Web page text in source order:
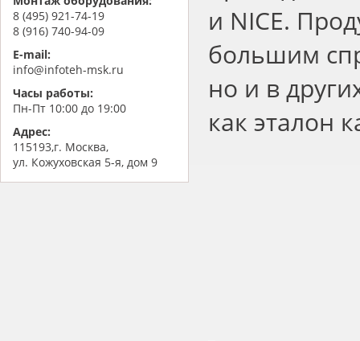
8 (495) 921-74-19
8 (916) 740-94-09
E-mail:
info@infoteh-msk.ru
Часы работы:
Пн-Пт 10:00 до 19:00
Адрес:
115193,г. Москва,
ул. Кожуховская 5-я, дом 9
и NICE.
большим
но и в
как эталон